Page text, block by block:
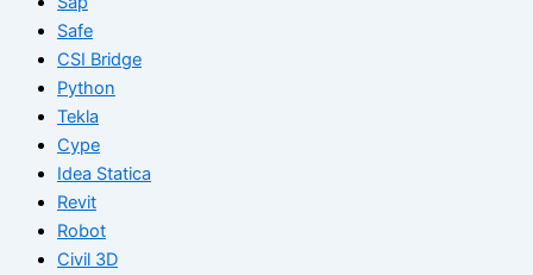
Safe
CSI Bridge
Python
Tekla
Cype
Idea Statica
Revit
Robot
Civil 3D